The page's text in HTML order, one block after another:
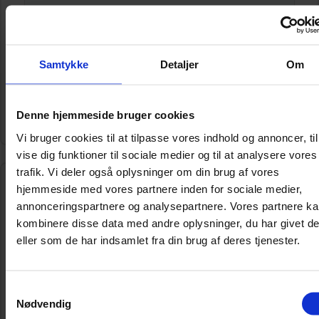
Samtykke Detaljer Om
Denne hjemmeside bruger cookies
Vi bruger cookies til at tilpasse vores indhold og annoncer,
vise dig funktioner til sociale medier og til at analysere vores
trafik. Vi deler også oplysninger om din brug af vores
hjemmeside med vores partnere inden for sociale medier,
annonceringspartnere og analysepartnere. Vores partnere
kombinere disse data med andre oplysninger, du har givet
eller som de har indsamlet fra din brug af deres tjenester.
Nødvendig
❌ Kræver mere plads ved fuld udfoldning
❌ Lidt højere vægt end lettere modeller